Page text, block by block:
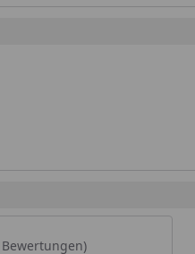
Bewertungen)